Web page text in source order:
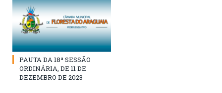
PAUTA DA 18ª SESSÃO
ORDINÁRIA, DE 11 DE
DEZEMBRO DE 2023